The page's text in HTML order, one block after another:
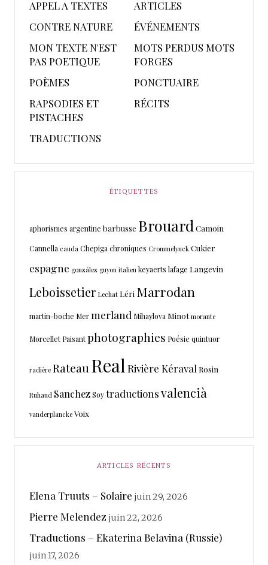
APPEL A TEXTES
ARTICLES
CONTRE NATURE
ÉVÉNEMENTS
MON TEXTE N'EST
PAS POETIQUE
MOTS PERDUS MOTS
FORGES
POÈMES
PONCTUAIRE
RAPSODIES ET
PISTACHES
RÉCITS
TRADUCTIONS
ÉTIQUETTES
aphorismes argentine barbusse Brouard Camoin
Cannella cauda Chepiga chroniques Crommelynck Cukier
espagne gonzález guyon italien keyaerts lafage Langevin
Leboissetier Lechat Léri Marrodan
martin-boche Mermerland Mihaylova Minot morante
Morcellet Paisantphotographies Poésie quintuor
radière Rateau Real Rivière Kéraval Rosin
Ruhaud SanchezSoytraductionsvalencià
vanderplancke Voix
ARTICLES RÉCENTS
Elena Truuts – Solaire juin 29, 2026
Pierre Melendez juin 22, 2026
Traductions – Ekaterina Belavina (Russie)
juin 17, 2026